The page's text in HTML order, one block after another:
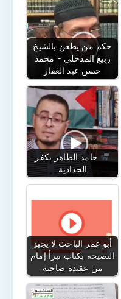
حكم من يطعن بالشيخ
ربيع المدخلي - محمد
حسن عبد الغفار
حامد الطاهر يكفر
الحدادية
أبو عمر الباحث لا يجيز
النصيحة بكتاب تبرأ إمام
من عقيدة صاحبه